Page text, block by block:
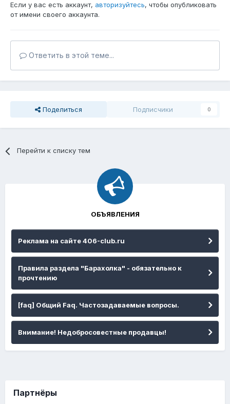
Если у вас есть аккаунт, авторизуйтесь, чтобы опубликовать
от имени своего аккаунта.
Ответить в этой теме...
Поделиться Подписчики 0
Перейти к списку тем
ОБЪЯВЛЕНИЯ
Реклама на сайте 406-club.ru
Правила раздела "Барахолка" - обязательно к
прочтению
[faq] Общий Faq. Частозадаваемые вопросы.
Внимание! Недобросовестные продавцы!
Партнёры